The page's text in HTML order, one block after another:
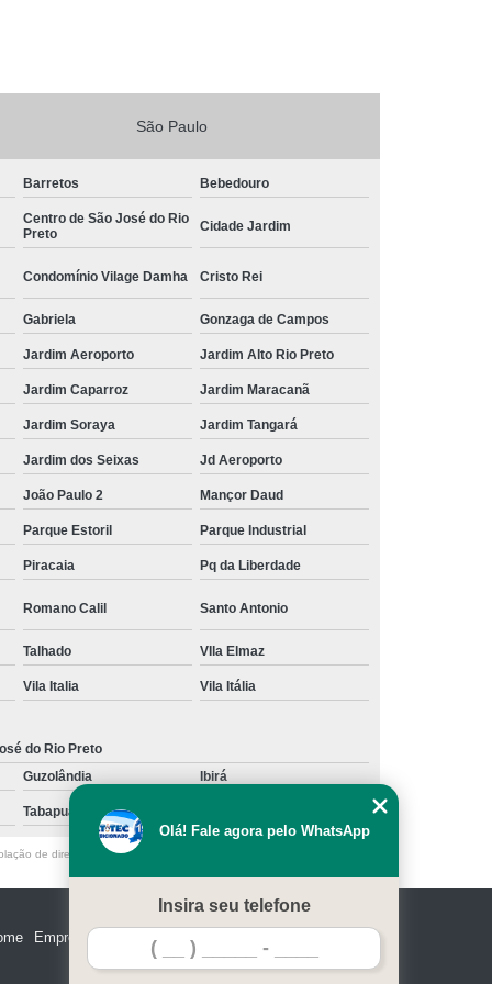
São Paulo
Barretos Bebedouro
Centro de São José do Rio
Preto
Cidade Jardim
Condomínio Vilage Damha Cristo Rei
Gabriela Gonzaga de Campos
Jardim Aeroporto Jardim Alto Rio Preto
Jardim Caparroz Jardim Maracanã
Jardim Soraya Jardim Tangará
Jardim dos Seixas Jd Aeroporto
João Paulo 2 Mançor Daud
Parque Estoril Parque Industrial
Piracaia Pq da Liberdade
Romano Calil Santo Antonio
Talhado VIla Elmaz
Vila Italia Vila Itália
do Rio Preto
Guzolândia Ibirá
Tabapuã
de direito autoral – artigo 184 do Código Penal –
Empresa Serviços
Olá! Fale agora pelo WhatsApp
Insira seu telefone